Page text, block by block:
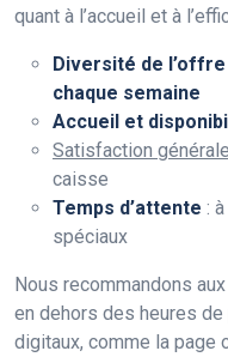
quant à l’accueil et à
Diversité de
chaque semaine
Accueil et
Satisfaction générale
caisse
Temps d’attente :
spéciaux
Nous recommandons
en dehors des heures
digitaux, comme la page